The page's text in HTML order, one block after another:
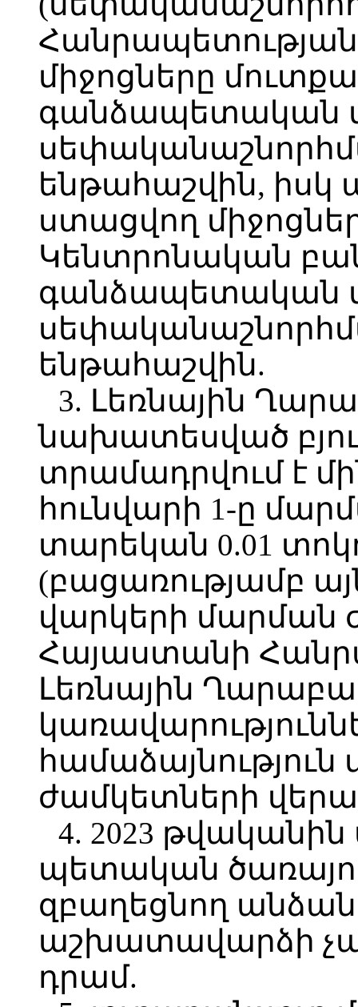
միջոցները
գանձապետական
ենթահաշվին, իսկ
ստացվող
Կենտրոնական
գանձապետական
ենթահաշվին.
3. Լեռնային
նախատեսված
տրամադրվում է
հունվարի 1-ը
տարեկան 0.01
(բացառությամբ
վարկերի մարման
Հայաստանի
Լեռնային
համաձայնություն
ժամկետների
4. 2023
պետական
զբաղեցնող
աշխատավարձի
դրամ.